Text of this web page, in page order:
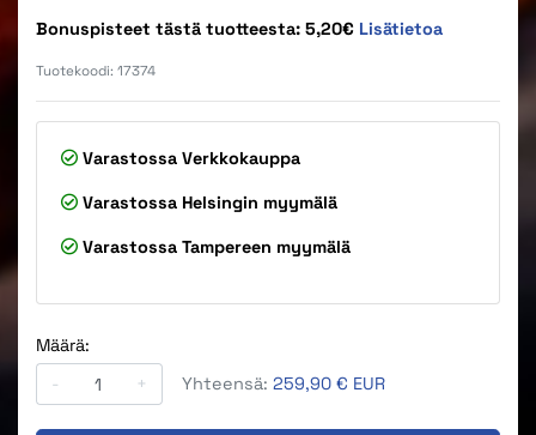
Bonuspisteet tästä tuotteesta: 5,20€ Lisätietoa
Tuotekoodi: 17374
Varastossa Verkkokauppa
Varastossa Helsingin myymälä
Varastossa Tampereen myymälä
Määrä:
-
+ Yhteensä: 259,90 € EUR